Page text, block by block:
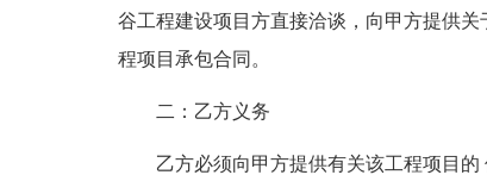
谷工程建设项目方直接洽谈，向甲方提供
程项目承包合同。
二：乙方义务
乙方必须向甲方提供有关该工程项目的